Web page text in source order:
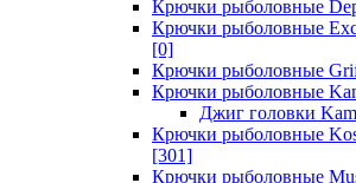
Крючки рыболовные
Крючки рыболовные
[0]
Крючки рыболовные
Крючки рыболовные
Джиг головки
Крючки рыболовные
[301]
Крючки рыболовные